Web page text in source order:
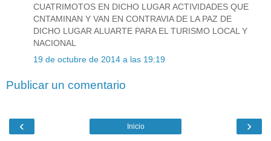
CUATRIMOTOS EN DICHO LUGAR ACTIVIDADES QUE
CNTAMINAN Y VAN EN CONTRAVIA DE LA PAZ DE
DICHO LUGAR ALUARTE PARA EL TURISMO LOCAL Y
NACIONAL
19 de octubre de 2014 a las 19:19
Publicar un comentario
‹ ›
Inicio